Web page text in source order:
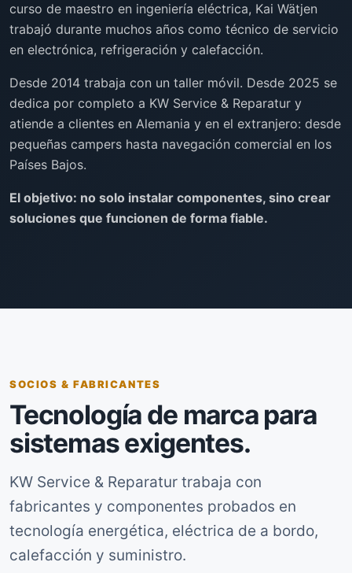
curso de maestro en ingeniería eléctrica, Kai Wätjen
trabajó durante muchos años como técnico de servicio
en electrónica, refrigeración y calefacción.
Desde 2014 trabaja con un taller móvil. Desde 2025 se
dedica por completo a KW Service & Reparatur y
atiende a clientes en Alemania y en el extranjero: desde
pequeñas campers hasta navegación comercial en los
Países Bajos.
El objetivo: no solo instalar componentes, sino crear
soluciones que funcionen de forma fiable.
SOCIOS & FABRICANTES
Tecnología de marca para
sistemas exigentes.
KW Service & Reparatur trabaja con
fabricantes y componentes probados en
tecnología energética, eléctrica de a bordo,
calefacción y suministro.